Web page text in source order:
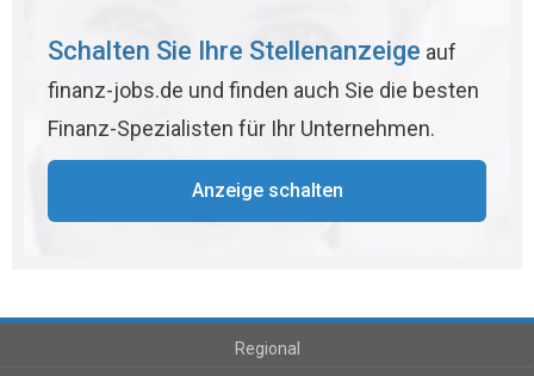
Schalten Sie Ihre Stellenanzeige auf
finanz-jobs.de und finden auch Sie die besten
Finanz-Spezialisten für Ihr Unternehmen.
Anzeige schalten
Regional